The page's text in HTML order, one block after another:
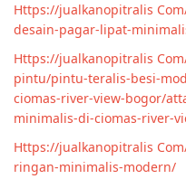
Https://jualkanopitralis
desain-pagar-lipat-
Https://jualkanopitralis
pintu/pintu-teralis-besi-
ciomas-river-view-bogor/
minimalis-di-ciomas-river-
Https://jualkanopitralis
ringan-minimalis-modern/